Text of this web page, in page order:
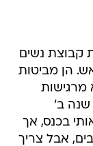
קבוצת נשים
הן מביטות
מרגישות
שנה ב'
בכנס, אך
אבל צריך